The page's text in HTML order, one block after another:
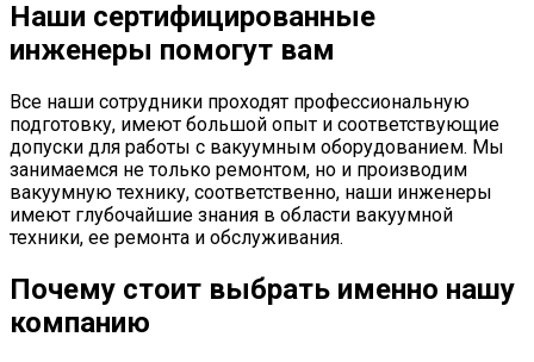
Наши сертифицированные
инженеры помогут вам
Все наши сотрудники проходят профессиональную
подготовку, имеют большой опыт и соответствующие
допуски для работы с вакуумным оборудованием. Мы
занимаемся не только ремонтом, но и производим
вакуумную технику, соответственно, наши инженеры
имеют глубочайшие знания в области вакуумной
техники, ее ремонта и обслуживания.
Почему стоит выбрать именно нашу
компанию